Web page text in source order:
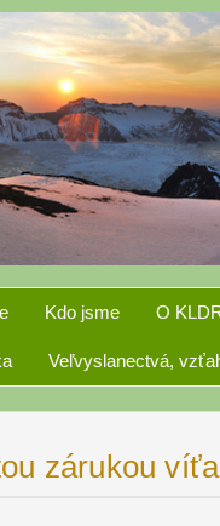
Kdo jsme O
Veľvyslanectvá,
zárukou